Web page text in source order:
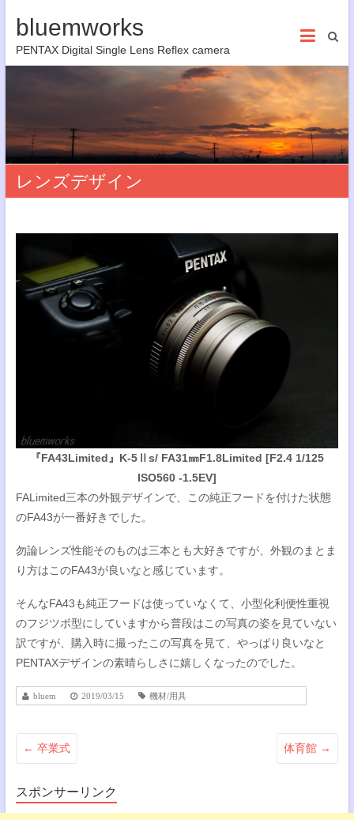
bluemworks
PENTAX Digital Single Lens Reflex camera
レンズデザイン
『FA43Limited』K-5Ⅱs/ FA31㎜F1.8Limited [F2.4 1/125
ISO560 -1.5EV]
FALimited三本の外観デザインで、この純正フードを付けた状態
のFA43が一番好きでした。
勿論レンズ性能そのものは三本とも大好きですが、外観のまとま
り方はこのFA43が良いなと感じています。
そんなFA43も純正フードは使っていなくて、小型化利便性重視
のフジツボ型にしていますから普段はこの写真の姿を見ていない
訳ですが、購入時に撮ったこの写真を見て、やっぱり良いなと
PENTAXデザインの素晴らしさに嬉しくなったのでした。
bluem 2019/03/15 機材/用具
← 卒業式 体育館 →
スポンサーリンク